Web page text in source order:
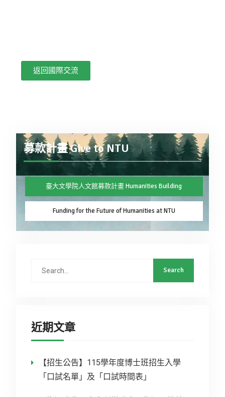
返回國際交流
募款計畫 Give to NTU
臺大文學院人文館募款計畫 Humanities Building
Funding for the Future of Humanities at NTU
近期文章
【招生公告】115學年度博士班招生入學
「口試名單」及「口試時間表」